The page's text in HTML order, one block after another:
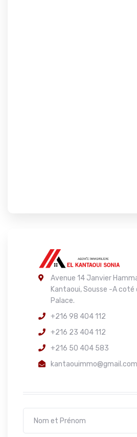
Avenue 14 Janvier
Kantaoui, Sousse -A coté
Palace.
+216 98 404 112
+216 23 404 112
+216 50 404 583
kantaouimmo@gmail.com